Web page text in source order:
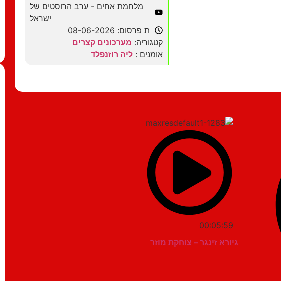
מלחמת אחים - ערב הרוסטים של
ישראל
ת פרסום: 08-06-2026
קטגוריה: מערכונים קצרים
אומנים : ליה רוזנפלד
00:05:59
גיורא זינגר – צוחקת מוזר